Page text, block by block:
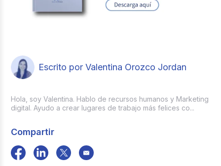
Escrito por Valentina Orozco Jordan
Hola, soy Valentina. Hablo de recursos humanos y Marketing
digital. Ayudo a crear lugares de trabajo más felices co...
Compartir